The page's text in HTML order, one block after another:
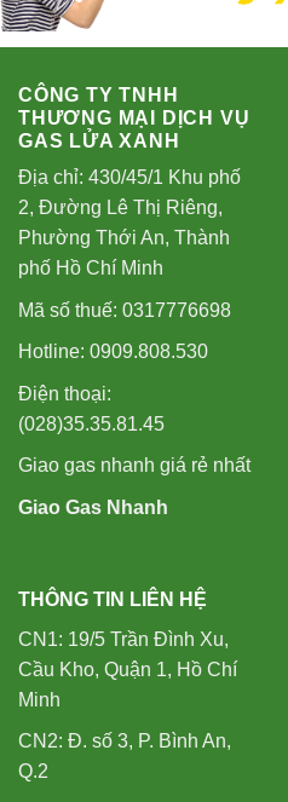
CÔNG TY TNHH
THƯƠNG MẠI DỊCH VỤ
GAS LỬA XANH
Địa chỉ: 430/45/1 Khu phố
2, Đường Lê Thị Riêng,
Phường Thới An, Thành
phố Hồ Chí Minh
Mã số thuế: 0317776698
Hotline: 0909.808.530
Điện thoại:
(028)35.35.81.45
Giao gas nhanh giá rẻ nhất
Giao Gas Nhanh
THÔNG TIN LIÊN HỆ
CN1: 19/5 Trần Đình Xu,
Cầu Kho, Quận 1, Hồ Chí
Minh
CN2: Đ. số 3, P. Bình An,
Q.2